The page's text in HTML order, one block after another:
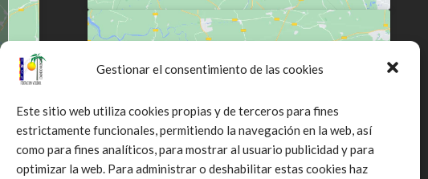
Gestionar el consentimiento de las cookies
Este sitio web utiliza cookies propias y de terceros para fines
estrictamente funcionales, permitiendo la navegación en la web, así
como para fines analíticos, para mostrar al usuario publicidad y para
optimizar la web. Para administrar o deshabilitar estas cookies haz
Click to accept márketing cookies and
enable this content